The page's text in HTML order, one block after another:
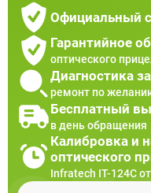
Официальный
Гарантийное
оптического
Диагностика
ремонт по
Бесплатный
в день обращения
Калибровка и
оптического
Infratech IT-124C